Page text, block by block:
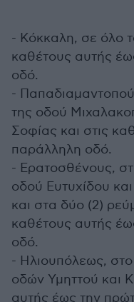
- Κόκκαλη, σε όλο
καθέτους αυτής
οδό.
-
της οδού
Σοφίας και στις
παράλληλη οδό.
- Ερατοσθένους,
οδού Ευτυχίδου
και στα δύο (2)
καθέτους αυτής
οδό.
- Ηλιουπόλεως,
οδών Υμηττού και
αυτής έως την